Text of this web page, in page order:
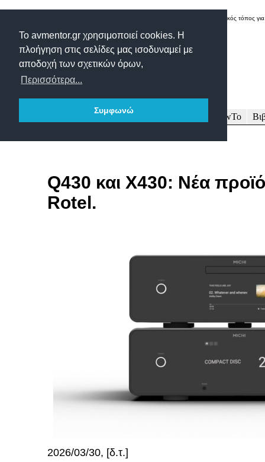
Το avmentor.gr χρησιμοποιεί cookies. Η
πλοήγηση στις σελίδες μας ισοδυναμεί με
αποδοχή των σχετικών όρων,
Περισσότερα...
Συμφωνώ
Δικτυακός τόπος
Δοκιμές Άρθρα HowTo
Q430 και Χ430: Νέα
Rotel.
2026/03/30, [δ.τ.]